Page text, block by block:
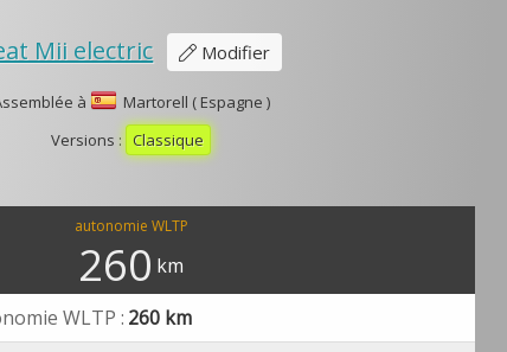
Mii electric Modifier
à
Martorell ( Espagne )
Versions : Classique
autonomie WLTP
260 km
WLTP : 260 km